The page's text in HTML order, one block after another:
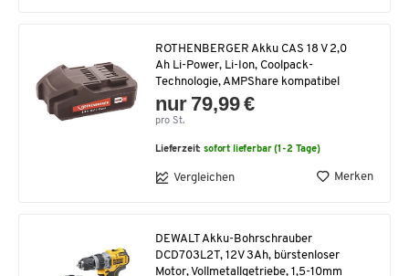
ROTHENBERGER Akku CAS 18 V 2,0
Ah Li-Power, Li-Ion, Coolpack-
Technologie, AMPShare kompatibel
nur 79,99 €
pro St.
Lieferzeit:sofort lieferbar (1-2 Tage)
Vergleichen Merken
DEWALT Akku-Bohrschrauber
DCD703L2T, 12V 3Ah, bürstenloser
Motor, Vollmetallgetriebe, 1,5-10mm